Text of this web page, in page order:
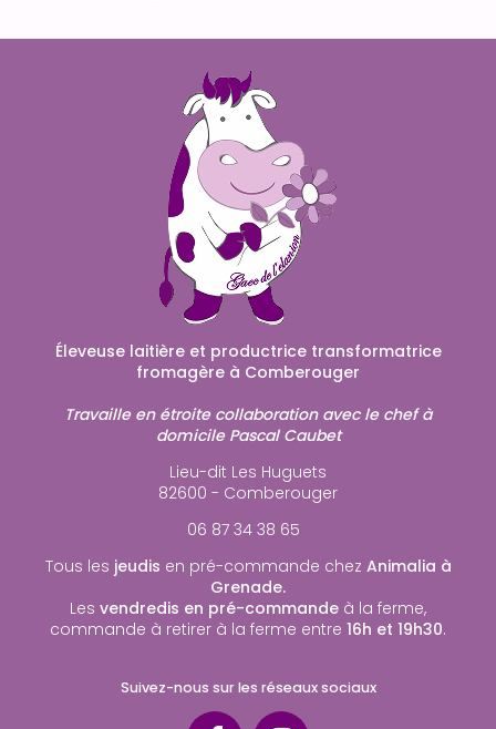
Éleveuse laitière et productrice transformatrice
fromagère à Comberouger
Travaille en étroite collaboration avec le chef à
domicile Pascal Caubet
Lieu-dit Les Huguets
82600 - Comberouger
06 87 34 38 65
Tous les jeudis en pré-commande chez Animalia à
Grenade.
Les vendredis en pré-commande à la ferme,
commande à retirer à la ferme entre 16h et 19h30.
Suivez-nous sur les réseaux sociaux